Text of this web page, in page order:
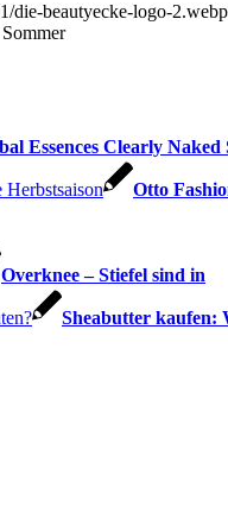
die-beautyecke-logo-2.webp
Essences Clearly
Otto
Overknee – Stiefel sind in
Sheabutter kaufen: